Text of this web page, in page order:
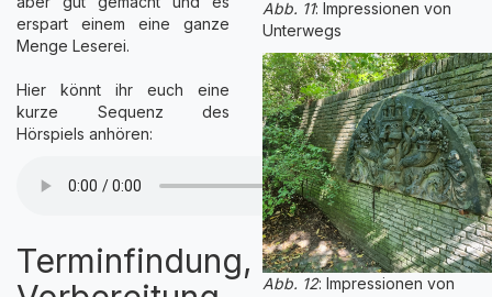
erspart einem eine ganze
Menge Leserei.
Hier könnt ihr euch eine
kurze Sequenz des
Hörspiels anhören:
Terminfindung,
Abb. 11: Impressionen von
Unterwegs
Abb. 12: Impressionen von